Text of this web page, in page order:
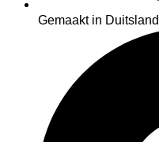
Gemaakt in Duitsland